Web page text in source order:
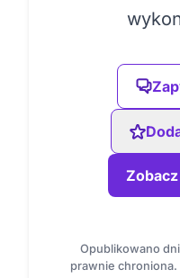
Opublikowano
prawnie chroniona.